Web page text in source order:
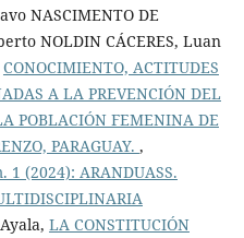
NASCIMENTO DE
NOLDIN CÁCERES, Luan
CONOCIMIENTO, ACTITUDES
A LA PREVENCIÓN DEL
POBLACIÓN FEMENINA DE
PARAGUAY. ,
1 (2024): ARANDUASS.
LA CONSTITUCIÓN